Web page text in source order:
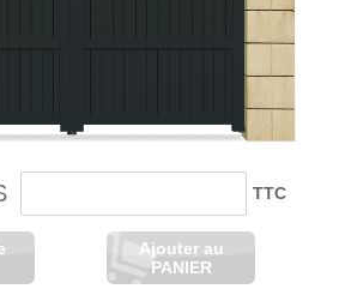
TTC
Ajouter au
PANIER